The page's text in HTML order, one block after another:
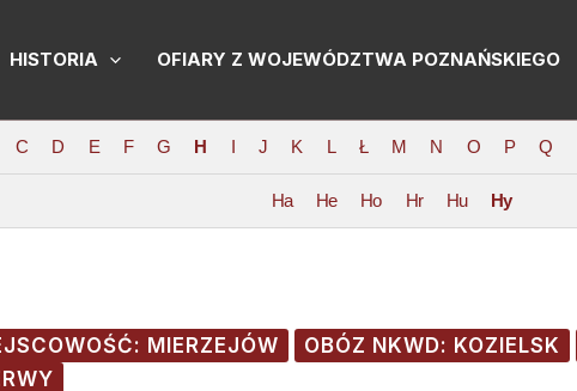
HISTORIA OFIARY Z WOJEWÓDZTWA POZNAŃSKIEGO
C D E F G H I J K L Ł M N O P Q
Ha He Ho Hr Hu Hy
MIERZEJÓW OBÓZ NKWD: KOZIELSK